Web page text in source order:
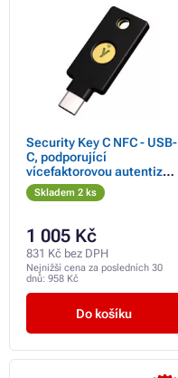
Security Key C NFC - USB-
C, podporující
vícefaktorovou autentizaci
(NFC), podpora FIDO2
U2F, voděodolný
Skladem 2 ks
1 005 Kč
831 Kč bez DPH
Nejnižší cena za posledních 30
dnů: 958 Kč
Do košíku